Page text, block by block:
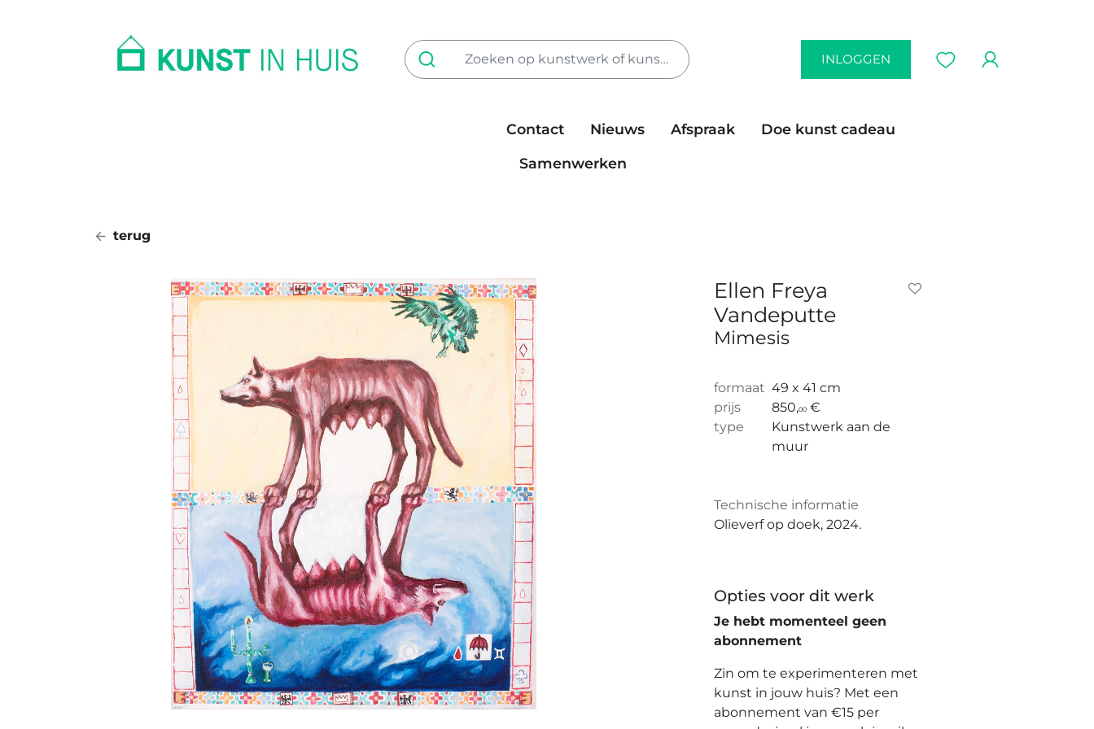
INLOGGEN
Contact Nieuws Afspraak
Doe kunst cadeau
Samenwerken
terug
Ellen Freya
Vandeputte
Mimesis
formaat 49 x 41 cm
prijs
850,00 €
type
Kunstwerk aan de
muur
Technische informatie
Olieverf op doek, 2024.
Opties voor dit werk
Je hebt momenteel geen
abonnement
Zin om te experimenteren met
kunst in jouw huis? Met een
abonnement van €15 per